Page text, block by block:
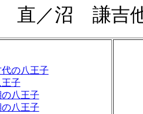
直／沼 謙吉
の八王子
子
八王子
八王子